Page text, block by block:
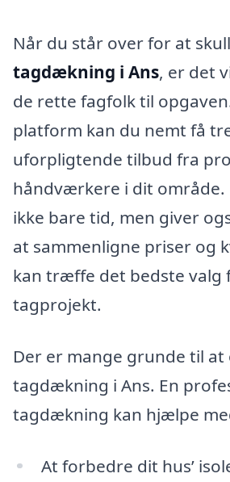
Når du står over for at
tagdækning i Ans, er det
de rette fagfolk til
platform kan du nemt få
uforpligtende tilbud fra
håndværkere i dit område.
ikke bare tid, men giver
at sammenligne priser og
kan træffe det bedste valg
tagprojekt.
Der er mange grunde til at
tagdækning i Ans. En
tagdækning kan hjælpe
At forbedre dit hus’